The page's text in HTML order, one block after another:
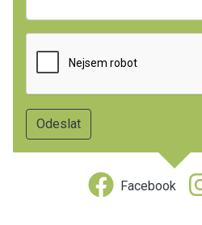
Facebook